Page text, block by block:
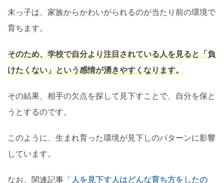
末っ子は、家族からかわいがられるのが当たり前の環境で
育ちます。
そのため、学校で自分より注目されている人を見ると「負
けたくない」という感情が湧きやすくなります。
その結果、相手の欠点を探して見下すことで、自分を保と
うとするのです。
このように、生まれ育った環境が見下しのパターンに影響
しています。
なお、関連記事「人を見下す人はどんな育ち方をしたの